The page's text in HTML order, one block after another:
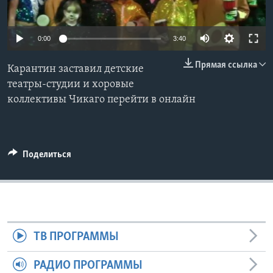
Learning English
0:00 3:40
Прямая ссылка
Карантин заставил детские
театры-студии и хоровые
коллективы Чикаго перейти в онлайн
Поделиться
ТВ ПРОГРАММЫ
РАДИО ПРОГРАММЫ